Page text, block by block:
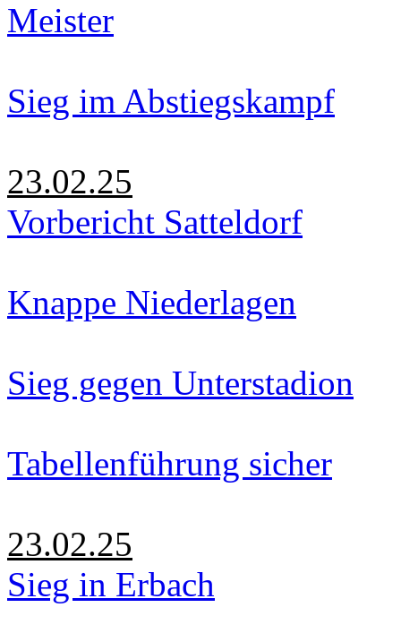
Meister
Sieg im Abstiegskampf
23.02.25
Vorbericht Satteldorf
Knappe Niederlagen
Sieg gegen Unterstadion
Tabellenführung sicher
23.02.25
Sieg in Erbach